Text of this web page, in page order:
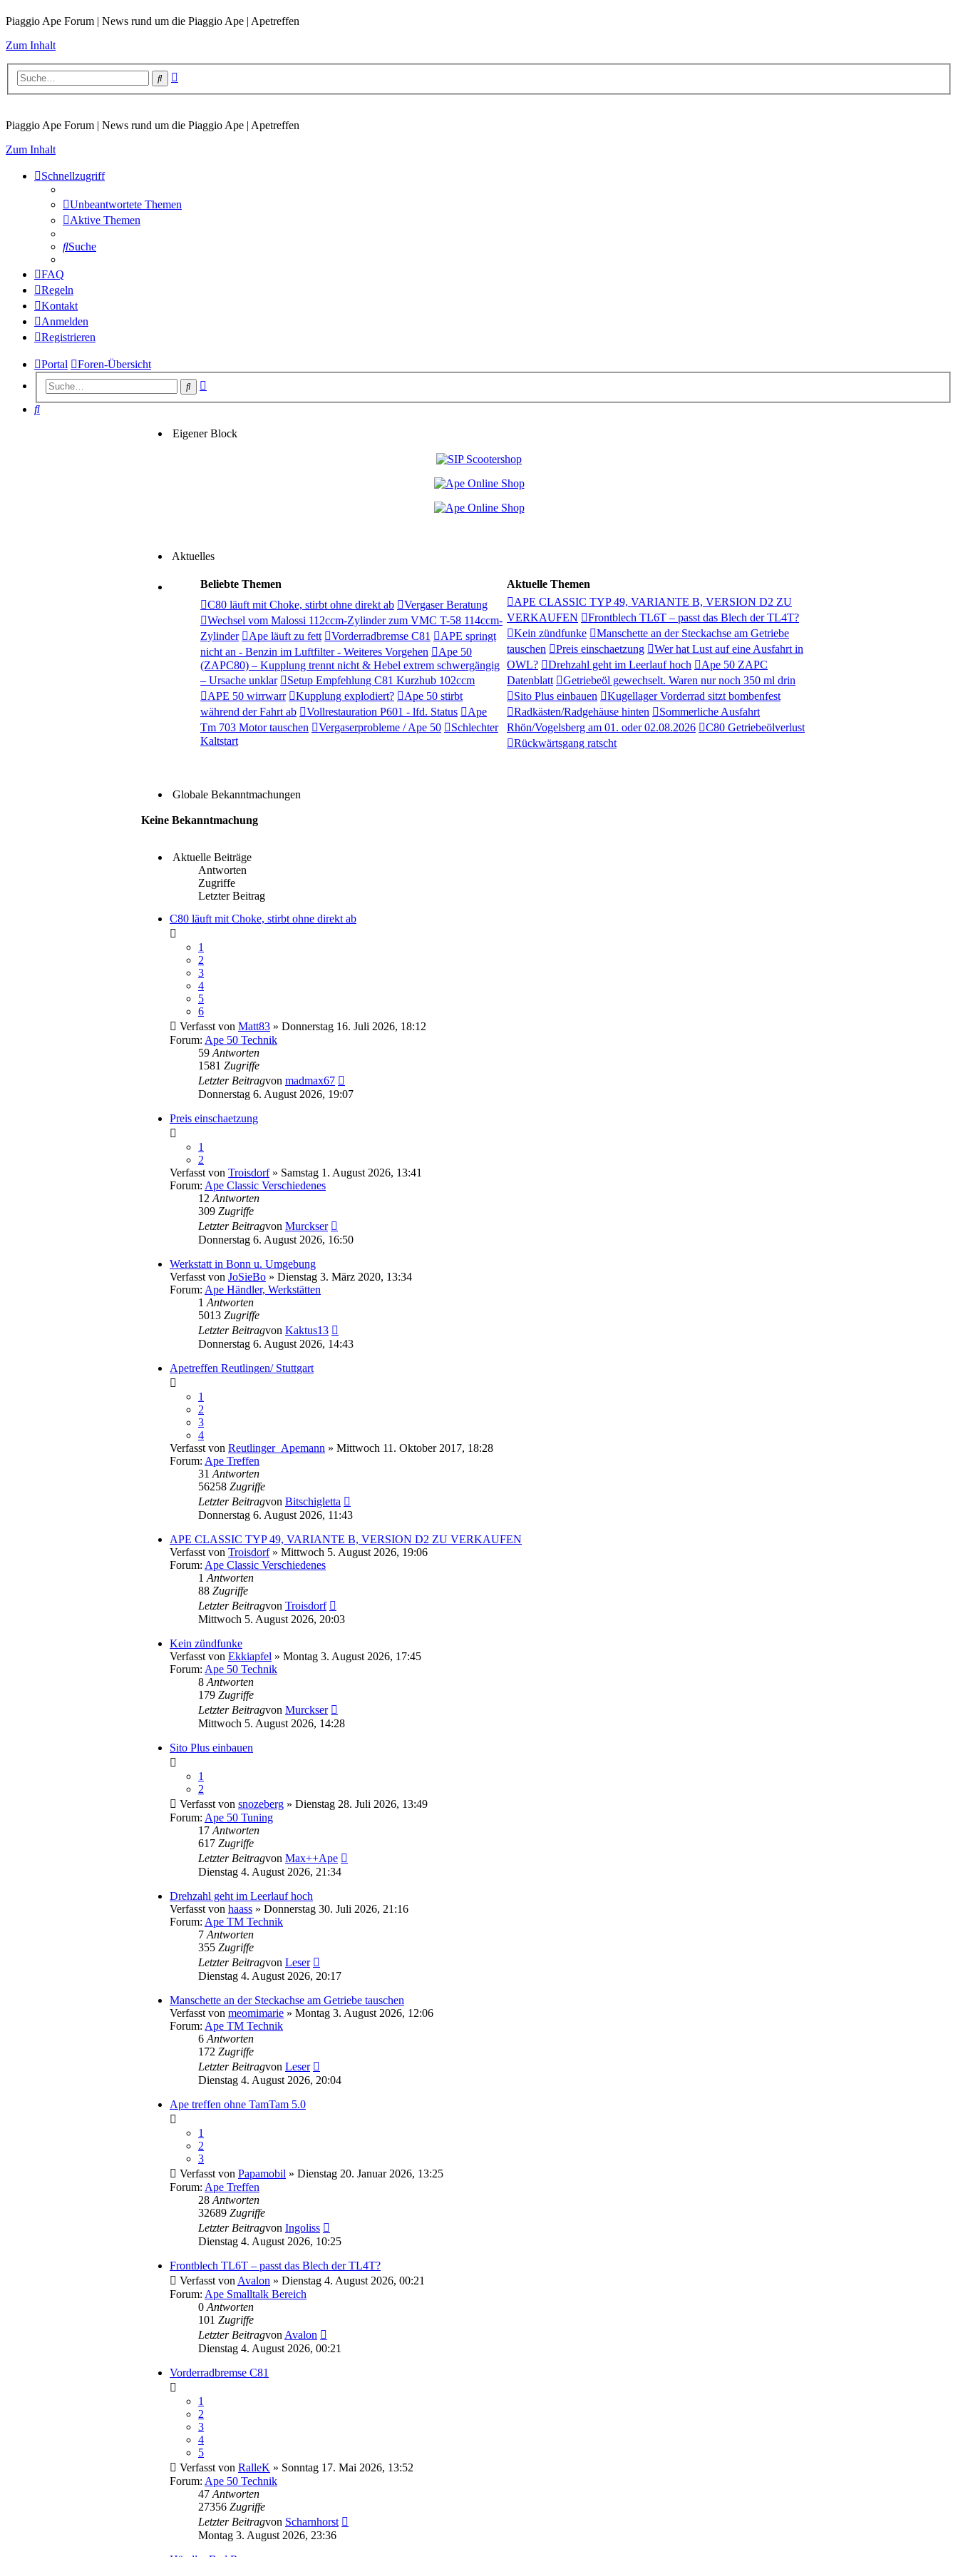
Piaggio Ape Forum | News rund um die Piaggio Ape | Apetreffen
Zum Inhalt
Suche
Piaggio Ape Forum | News rund um die Piaggio Ape | Apetreffen
Zum Inhalt
Schnellzugriff
Unbeantwortete Themen
Aktive Themen
Suche
FAQ
Regeln
Kontakt
Anmelden
Registrieren
Portal Foren-Übersicht
Suche
Suche
Eigener Block
Aktuelles
Beliebte Themen
Aktuelle Themen
C80 läuft mit Choke, stirbt ohne direkt ab
Vergaser Beratung
Wechsel vom Malossi 112ccm-Zylinder zum VMC T-58 114ccm-
Zylinder
Ape läuft zu fett Vorderradbremse C81
APE springt
nicht an - Benzin im Luftfilter - Weiteres Vorgehen
Ape 50
(ZAPC80) – Kupplung trennt nicht & Hebel extrem schwergängig
– Ursache unklar
Setup Empfehlung C81 Kurzhub 102ccm
APE 50 wirrwarr
Kupplung explodiert?
Ape 50 stirbt
während der Fahrt ab
Vollrestauration P601 - lfd. Status
Ape
Tm 703 Motor tauschen
Vergaserprobleme / Ape 50
Schlechter
Kaltstart
APE CLASSIC TYP 49, VARIANTE B, VERSION D2 ZU
VERKAUFEN
Frontblech TL6T – passt das Blech der TL4T?
Kein zündfunke
Manschette an der Steckachse am Getriebe
tauschen
Preis einschaetzung
Wer hat Lust auf eine Ausfahrt in
OWL?
Drehzahl geht im Leerlauf hoch
Ape 50 ZAPC
Datenblatt
Getriebeöl gewechselt. Waren nur noch 350 ml drin
Sito Plus einbauen
Kugellager Vorderrad sitzt bombenfest
Radkästen/Radgehäuse hinten
Sommerliche Ausfahrt
Rhön/Vogelsberg am 01. oder 02.08.2026
C80 Getriebeölverlust
Rückwärtsgang ratscht
Globale Bekanntmachungen
Keine Bekanntmachung
Aktuelle Beiträge
Antworten
Zugriffe
Letzter Beitrag
C80 läuft mit Choke, stirbt ohne direkt ab
1
2
3
4
5
6
Verfasst von Matt83 » Donnerstag 16. Juli 2026, 18:12
Forum: Ape 50 Technik
59 Antworten
1581 Zugriffe
Letzter Beitragvon madmax67
Beitrag
Donnerstag 6. August 2026, 19:07
Preis einschaetzung
1
2
Verfasst von Troisdorf» Samstag 1. August 2026, 13:41
Forum: Ape Classic Verschiedenes
12 Antworten
309 Zugriffe
Letzter Beitragvon Murckser
Beitrag
Donnerstag 6. August 2026, 16:50
Werkstatt in Bonn u. Umgebung
Verfasst von JoSieBo » Dienstag 3. März 2020, 13:34
Forum: Ape Händler, Werkstätten
1 Antworten
5013 Zugriffe
Letzter Beitragvon Kaktus13
Beitrag
Donnerstag 6. August 2026, 14:43
Apetreffen Reutlingen/ Stuttgart
1
2
3
4
Verfasst von Reutlinger_Apemann » Mittwoch 11. Oktober 2017, 18:28
Forum: Ape Treffen
31 Antworten
56258 Zugriffe
Letzter Beitragvon Bitschigletta
Beitrag
Donnerstag 6. August 2026, 11:43
APE CLASSIC TYP 49, VARIANTE B, VERSION D2 ZU VERKAUFEN
Verfasst von Troisdorf» Mittwoch 5. August 2026, 19:06
Forum: Ape Classic Verschiedenes
1 Antworten
88 Zugriffe
Letzter Beitragvon Troisdorf
Beitrag
Mittwoch 5. August 2026, 20:03
Kein zündfunke
Verfasst von Ekkiapfel » Montag 3. August 2026, 17:45
Forum: Ape 50 Technik
8 Antworten
179 Zugriffe
Letzter Beitragvon Murckser
Beitrag
Mittwoch 5. August 2026, 14:28
Sito Plus einbauen
1
2
Verfasst von snozeberg » Dienstag 28. Juli 2026, 13:49
Forum: Ape 50 Tuning
17 Antworten
617 Zugriffe
Letzter Beitragvon Max++Ape
Dienstag 4. August 2026, 21:34
Drehzahl geht im Leerlauf hoch
Verfasst von haass » Donnerstag 30. Juli 2026, 21:16
Forum: Ape TM Technik
7 Antworten
355 Zugriffe
Letzter Beitragvon Leser
Beitrag
Dienstag 4. August 2026, 20:17
Manschette an der Steckachse am Getriebe tauschen
Verfasst von meomimarie » Montag 3. August 2026, 12:06
Forum: Ape TM Technik
6 Antworten
172 Zugriffe
Letzter Beitragvon Leser
Beitrag
Dienstag 4. August 2026, 20:04
Ape treffen ohne TamTam 5.0
1
2
3
Verfasst von Papamobil » Dienstag 20. Januar 2026, 13:25
Forum: Ape Treffen
28 Antworten
32689 Zugriffe
Letzter Beitragvon Ingoliss
Beitrag
Dienstag 4. August 2026, 10:25
Frontblech TL6T – passt das Blech der TL4T?
Verfasst von Avalon » Dienstag 4. August 2026, 00:21
Forum: Ape Smalltalk Bereich
0 Antworten
101 Zugriffe
Letzter Beitragvon Avalon
Beitrag
Dienstag 4. August 2026, 00:21
Vorderradbremse C81
1
2
3
4
5
Verfasst von RalleK » Sonntag 17. Mai 2026, 13:52
Forum: Ape 50 Technik
47 Antworten
27356 Zugriffe
Letzter Beitragvon Scharnhorst
Montag 3. August 2026, 23:36